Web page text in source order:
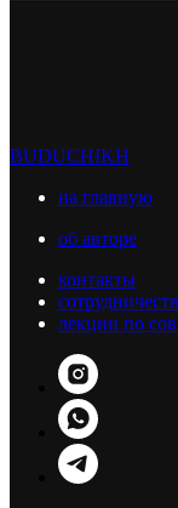
BUDUCHIKH
на главную
об авторе
контакты
лекции по